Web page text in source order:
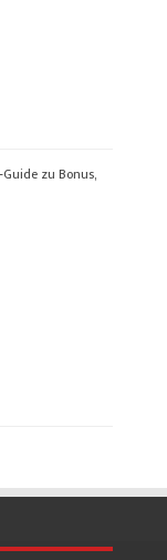
zu Bonus,